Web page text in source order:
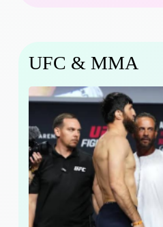
UFC & MMA